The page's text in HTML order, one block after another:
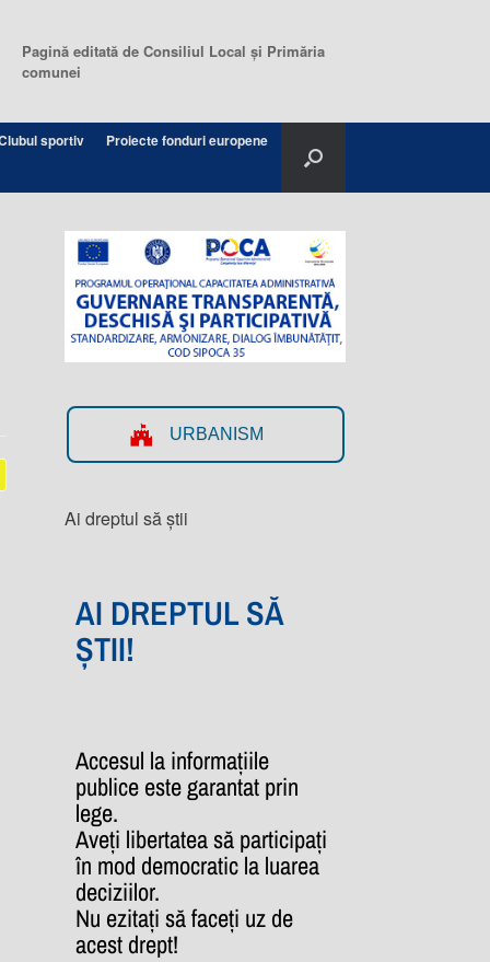
Pagină editată de Consiliul Local şi Primăria
comunei
sportiv
Proiecte fonduri europene
URBANISM
Ai dreptul să știi
AI DREPTUL SĂ
ȘTII!
Accesul la informațiile
publice este garantat prin
lege.
Aveți libertatea să participați
în mod democratic la luarea
deciziilor.
Nu ezitați să faceți uz de
acest drept!